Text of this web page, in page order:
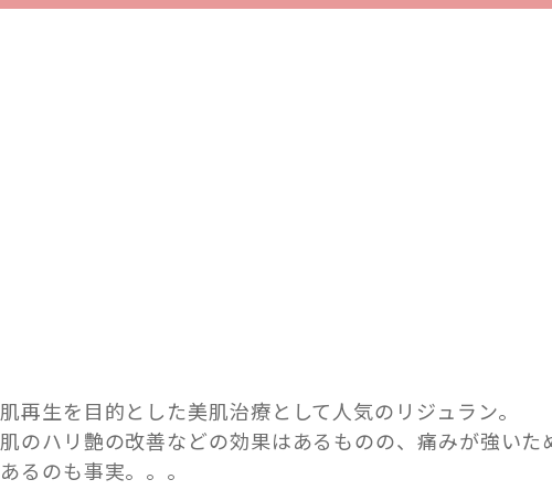
肌再生を目的とした美肌治療として人気のリジュラン。
肌のハリ艶の改善などの効果はあるものの、痛みが強いた
あるのも事実。。。